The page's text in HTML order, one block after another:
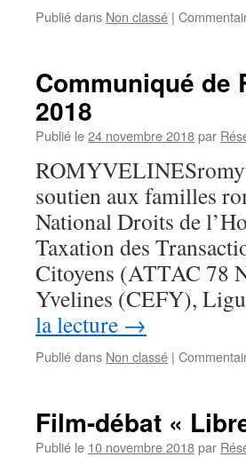
Publié dans Non classé |
Communiqué de
2018
Publié le24 novembre 2018par
soutien aux familles
National Droits de
Taxation des
Citoyens (ATTAC 78
Yvelines (CEFY),
la lecture →
Publié dans Non classé |
Film-débat «
Publié le 10 novembre 2018par